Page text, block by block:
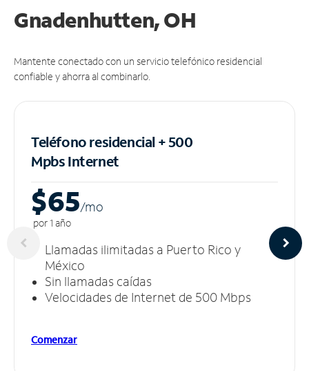
Gnadenhutten, OH
Mantente conectado con un servicio telefónico residencial
confiable y ahorra al combinarlo.
Teléfono residencial + 500
MpbsInternet
$65/mo
por 1 año
Llamadas ilimitadas a Puerto Rico y
México
Sin llamadas caídas
Velocidades de Internet de 500 Mbps
Comenzar